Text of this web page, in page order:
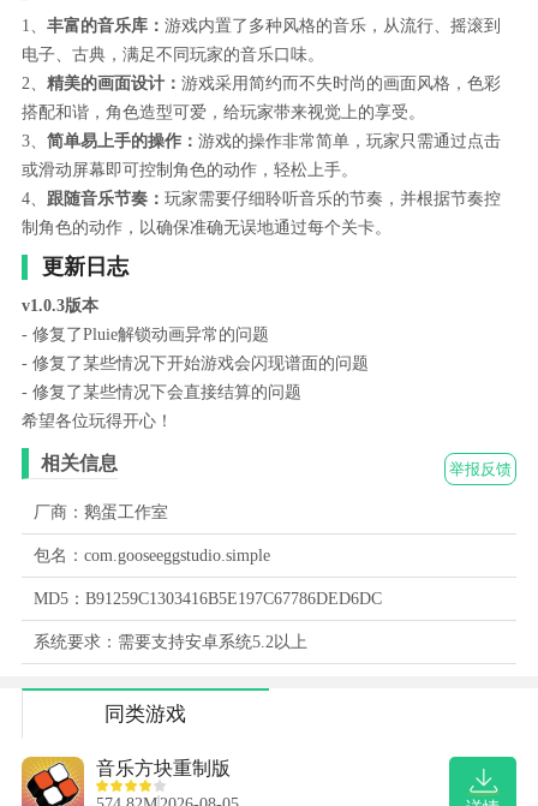
1、 丰富的音乐库： 游戏内置了多种风格的音乐，从流行、摇滚到
电子、古典，满足不同玩家的音乐口味。
2、 精美的画面设计： 游戏采用简约而不失时尚的画面风格，色彩
搭配和谐，角色造型可爱，给玩家带来视觉上的享受。
3、 简单易上手的操作： 游戏的操作非常简单，玩家只需通过点击
或滑动屏幕即可控制角色的动作，轻松上手。
4、 跟随音乐节奏： 玩家需要仔细聆听音乐的节奏，并根据节奏控
制角色的动作，以确保准确无误地通过每个关卡。
更新日志
v1.0.3版本
- 修复了Pluie解锁动画异常的问题
- 修复了某些情况下开始游戏会闪现谱面的问题
- 修复了某些情况下会直接结算的问题
希望各位玩得开心！
举报反馈
相关信息
厂商：鹅蛋工作室
包名：com.gooseeggstudio.simple
MD5：B91259C1303416B5E197C67786DED6DC
系统要求：需要支持安卓系统5.2以上
同类游戏
音乐方块重制版